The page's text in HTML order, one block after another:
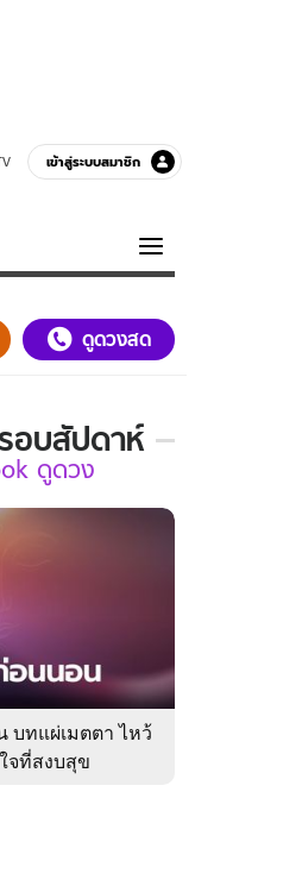
เข้าสู่ระบบสมาชิก
รอบตัวดูดวงสด
อบสัปดาห์
ดูดวง
ทแผ่เมตตา ไหว้
จที่สงบสุข